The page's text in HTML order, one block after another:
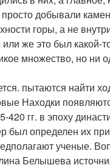
добывали
горы, а не
же это был какой-
множество, но ни
пытаются найти
Находки
гг. в эпоху
был определен их
ученые.
Белышева